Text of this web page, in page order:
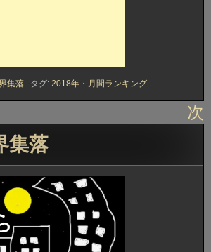
集落 タグ: 2018年 ・ 月間ランキング
次
集落